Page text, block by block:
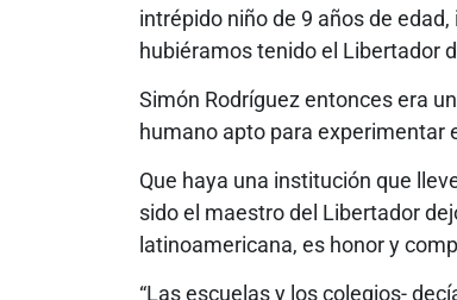
intrépido niño de 9 años de
hubiéramos tenido el Libertador
Simón Rodríguez entonces era
humano apto para experimentar
Que haya una institución que
sido el maestro del Libertador
latinoamericana, es honor y
“Las escuelas y los colegios-